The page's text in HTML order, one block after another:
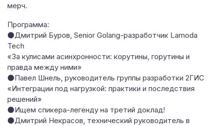
мерч.
Программа:
⚫Дмитрий Буров, Senior Golang-разработчик Lamoda
Tech
«За кулисами асинхронности: корутины, горутины и
правда между ними»
⚫Павел Шнель, руководитель группы разработки 2ГИС
«Интеграции под нагрузкой: практики и последствия
решений»
⚫Ищем спикера-легенду на третий доклад!
⚫Дмитрий Некрасов, технический руководитель в